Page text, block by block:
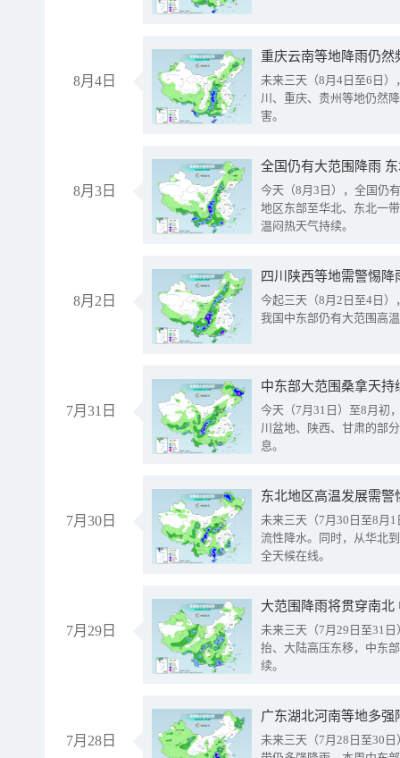
8月4日
重庆云南等地降雨仍然
未来三天（8月4日至6日
川、重庆、贵州等地仍然
害。
8月3日
全国仍有大范围降雨
今天（8月3日），全国仍
地区东部至华北、东北一
温闷热天气持续。
8月2日
今起三天（8月2日至4日
我国中东部仍有大范围高
7月31日
中东部大范围桑拿天
今天（7月31日）至8月初
川盆地、陕西、甘肃的部
息。
7月30日
东北地区高温发展需
未来三天（7月30日至8月
流性降水。同时，从华北
全天候在线。
7月29日
大范围降雨将贯穿南
未来三天（7月29日至31
抬、大陆高压东移，中东
续。
7月28日
广东湖北河南等地多
未来三天（7月28日至30